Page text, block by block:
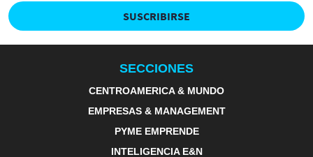
SUSCRIBIRSE
SECCIONES
CENTROAMERICA & MUNDO
EMPRESAS & MANAGEMENT
PYME EMPRENDE
INTELIGENCIA E&N